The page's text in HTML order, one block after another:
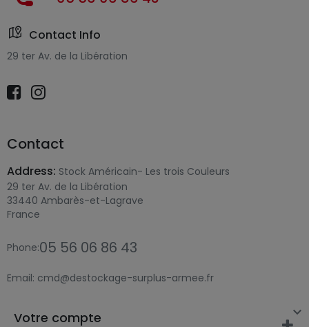
Contact Info
29 ter Av. de la Libération
Contact
Address: Stock Américain- Les trois Couleurs
29 ter Av. de la Libération
33440 Ambarès-et-Lagrave
France
Phone:05 56 06 86 43
Email: cmd@destockage-surplus-armee.fr

Votre compte